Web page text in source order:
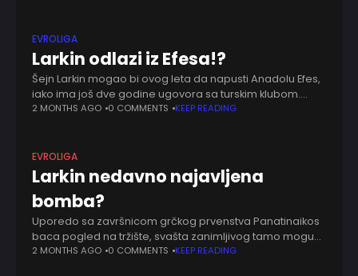
EVROLIGA
Larkin odlazi iz Efesa!?
Šejn Larkin mogao bi ovog leta da napusti Anadolu Efes,
iako ima još dve godine ugovora sa turskim klubom.
Američki plejmejker iza sebe ima tešku sezonu, kao i ceo
2 MONTHS AGO 0 COMMENTS KEEP READING
EVROLIGA
Larkin nedavno najavljena
bomba?
Uporedo sa završnicom grčkog prvenstva Panatinaikos
baca pogled na tržište, svašta zanimljivog tamo mogu
da nađu. Raznovrsna evroligaška ponuda deo koje je
2 MONTHS AGO 0 COMMENTS KEEP READING